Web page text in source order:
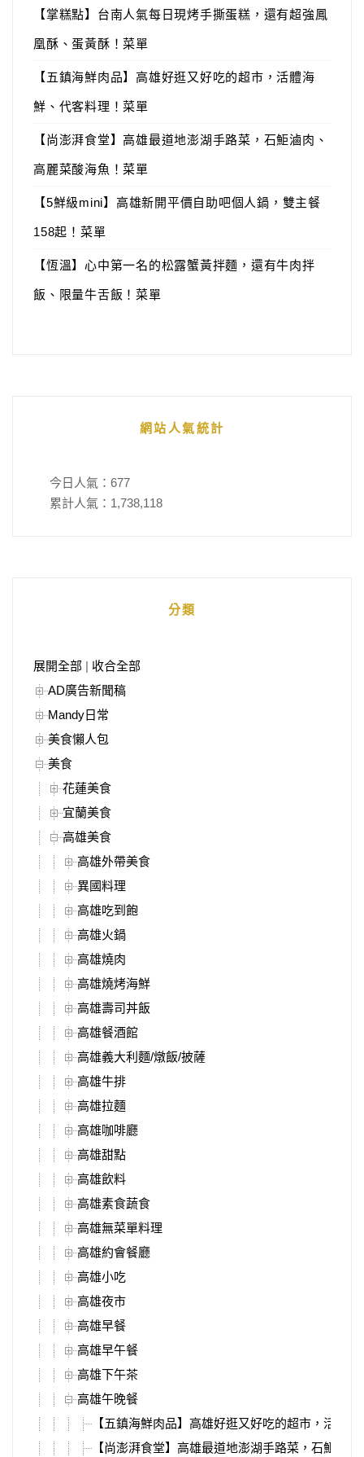
【掌糕點】台南人氣每日現烤手撕蛋糕，還有超強鳳
凰酥、蛋黃酥！菜單
【五鎮海鮮肉品】高雄好逛又好吃的超市，活體海
鮮、代客料理！菜單
【尚澎湃食堂】高雄最道地澎湖手路菜，石鮔滷肉、
高麗菜酸海魚！菜單
【5鮮級mini】高雄新開平價自助吧個人鍋，雙主餐
158起！菜單
【恆溫】心中第一名的松露蟹黃拌麵，還有牛肉拌
飯、限量牛舌飯！菜單
網站人氣統計
今日人氣： 677
累計人氣： 1,738,118
分類
展開全部 | 收合全部
AD廣告新聞稿
Mandy日常
美食懶人包
美食
花蓮美食
宜蘭美食
高雄美食
高雄外帶美食
異國料理
高雄吃到飽
高雄火鍋
高雄燒肉
高雄燒烤海鮮
高雄壽司丼飯
高雄餐酒館
高雄義大利麵/燉飯/披薩
高雄牛排
高雄拉麵
高雄咖啡廳
高雄甜點
高雄飲料
高雄素食蔬食
高雄無菜單料理
高雄約會餐廳
高雄小吃
高雄夜市
高雄早餐
高雄早午餐
高雄下午茶
高雄午晚餐
【五鎮海鮮肉品】高雄好逛又好吃的超市，活體
【尚澎湃食堂】高雄最道地澎湖手路菜，石鮔滷